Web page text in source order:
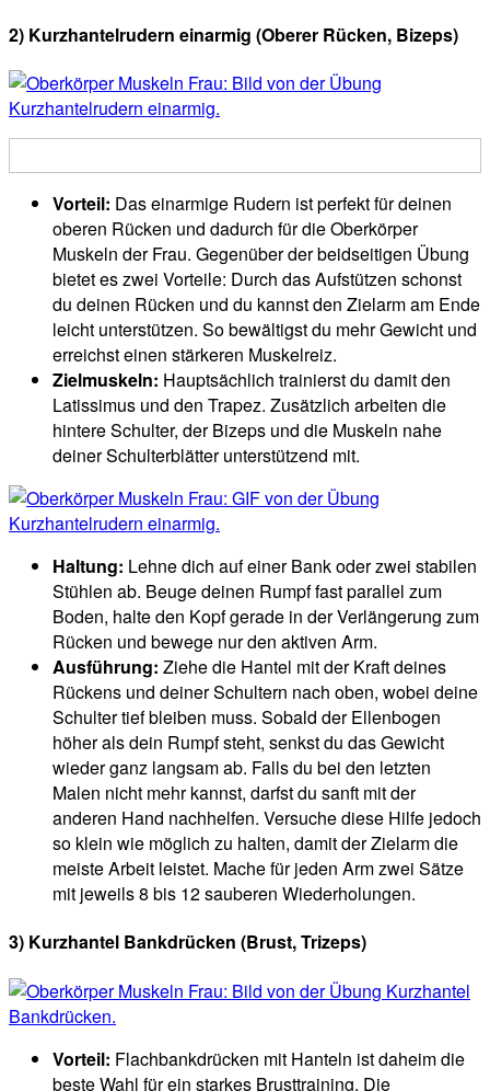
2) Kurzhantelrudern einarmig (Oberer Rücken, Bizeps)
Vorteil: Das einarmige Rudern ist perfekt für deinen
oberen Rücken und dadurch für die Oberkörper
Muskeln der Frau. Gegenüber der beidseitigen Übung
bietet es zwei Vorteile: Durch das Aufstützen schonst
du deinen Rücken und du kannst den Zielarm am Ende
leicht unterstützen. So bewältigst du mehr Gewicht und
erreichst einen stärkeren Muskelreiz.
Zielmuskeln: Hauptsächlich trainierst du damit den
Latissimus und den Trapez. Zusätzlich arbeiten die
hintere Schulter, der Bizeps und die Muskeln nahe
deiner Schulterblätter unterstützend mit.
Haltung: Lehne dich auf einer Bank oder zwei stabilen
Stühlen ab. Beuge deinen Rumpf fast parallel zum
Boden, halte den Kopf gerade in der Verlängerung zum
Rücken und bewege nur den aktiven Arm.
Ausführung: Ziehe die Hantel mit der Kraft deines
Rückens und deiner Schultern nach oben, wobei deine
Schulter tief bleiben muss. Sobald der Ellenbogen
höher als dein Rumpf steht, senkst du das Gewicht
wieder ganz langsam ab. Falls du bei den letzten
Malen nicht mehr kannst, darfst du sanft mit der
anderen Hand nachhelfen. Versuche diese Hilfe jedoch
so klein wie möglich zu halten, damit der Zielarm die
meiste Arbeit leistet. Mache für jeden Arm zwei Sätze
mit jeweils 8 bis 12 sauberen Wiederholungen.
3) Kurzhantel Bankdrücken (Brust, Trizeps)
Vorteil: Flachbankdrücken mit Hanteln ist daheim die
beste Wahl für ein starkes Brusttraining. Die